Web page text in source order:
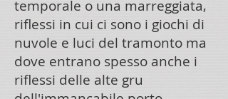
temporale o una marreggiata,
riflessi in cui ci sono i giochi di
nuvole e luci del tramonto ma
dove entrano spesso anche i
riflessi delle alte gru